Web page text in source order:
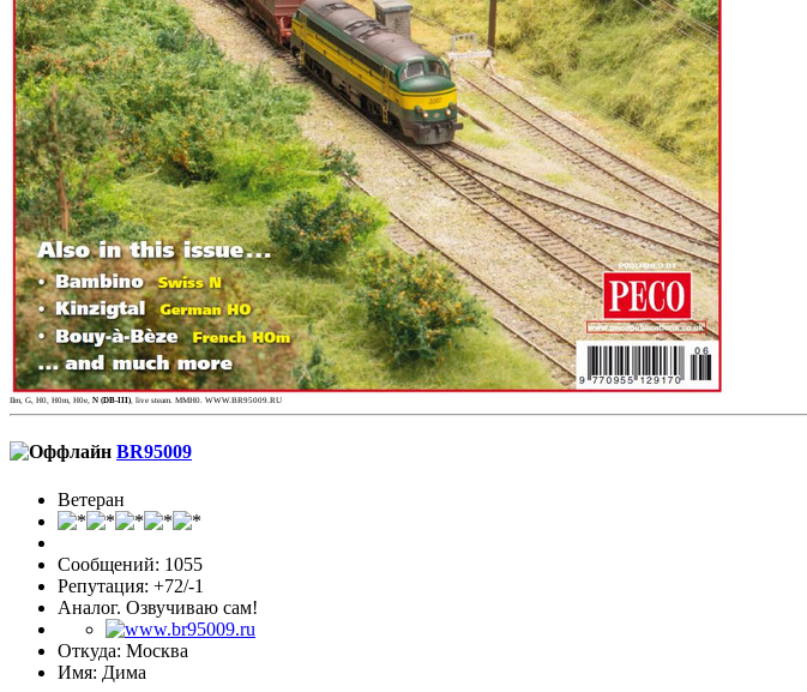
IIm, G, H0, H0m, H0e, N (DB-III) , live steam. MMH0. WWW.BR95009.RU
BR95009
Ветеран
Сообщений: 1055
Репутация: +72/-1
Аналог. Озвучиваю сам!
Откуда: Москва
Имя: Дима